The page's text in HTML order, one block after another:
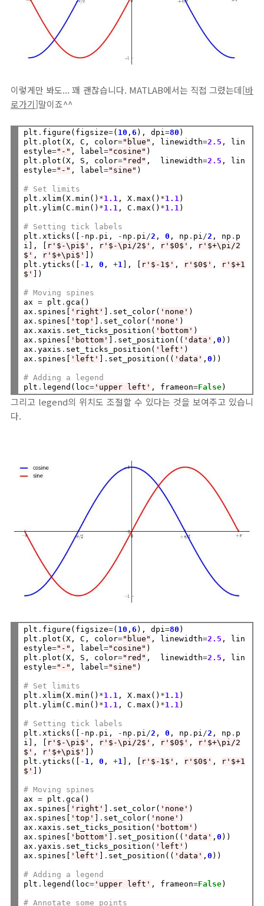
이렇게만 봐도... 꽤 괜찮습니다. MATLAB에서는 직접 그렸는데[바
로가기]말이죠^^
plt . figure(figsize=( 10 ,6 ), dpi=80 )
plt . plot(X, C, color="blue" , linewidth=2.5 , lin
estyle="-" , label="cosine" )
plt . plot(X, S, color="red" ,  linewidth=2.5 , lin
estyle="-" , label="sine" )
# Set limits
plt .xlim(X .min() *1.1 , X .max() *1.1)
plt .ylim(C .min() *1.1 , C .max() *1.1)
# Setting tick labels
plt .xticks([ - np . pi, - np . pi/2 , 0 , np . pi/2 , np . p
i], [
r'$-\pi$' , r'$-\pi/2$' , r'$0$' ,
r'$+\pi/2
$' , r'$+\pi$'
])
plt .yticks([ - 1 , 0 , +1 ], [ r'$-1$' , r'$0$' ,
r'$+1
$'
])
# Moving spines
ax = plt .gca()
ax . spines[ 'right' . set_color( 'none' )
ax . spines[ 'top' . set_color( 'none' )
ax .xaxis . set_ticks_position( 'bottom' )
ax . spines[ 'bottom' . set_position(( 'data' ,0 ))
ax .yaxis . set_ticks_position( 'left' )
ax . spines[ 'left' . set_position(( 'data' ,0 ))
# Adding a legend
plt . legend(loc= 'upper left' , frameon=False
그리고 legend의 위치도 조절할 수 있다는 것을 보여주고 있습니
다.
plt . figure(figsize=( 10 ,6 ), dpi=80 )
plt . plot(X, C, color="blue" , linewidth=2.5 , lin
estyle="-" , label="cosine" )
plt . plot(X, S, color="red" ,  linewidth=2.5 , lin
estyle="-" , label="sine" )
# Set limits
plt . xlim(X .min() *1.1 , X .max() *1.1 )
plt .ylim(C .min() *1.1 , C .max() *1.1 )
# Setting tick labels
plt . xticks([ - np . pi, - np . pi /2 , 0 , np . pi /2 , np . p
i], [ r'$-\pi$' , r'$-\pi/2$' , r'$0$' ,
r'$+\pi/2
$' , r'$+\pi$' ])
plt .yticks([ - 1 , 0 , +1 ], [ r'$-1$' , r'$0$' ,
r'$+1
$' ])
# Moving spines
ax = plt .gca()
ax . spines[ 'right' ] . set_color( 'none' )
ax . spines[ 'top' ] . set_color( 'none' )
ax . xaxis . set_ticks_position( 'bottom' )
ax . spines[ 'bottom' ] . set_position(( 'data' ,0 ))
ax .yaxis . set_ticks_position( 'left' )
ax . spines[ 'left' ] . set_position(( 'data' ,0 ))
# Adding a legend
plt . legend(loc= 'upper left' , frameon=False)
# Annotate some points